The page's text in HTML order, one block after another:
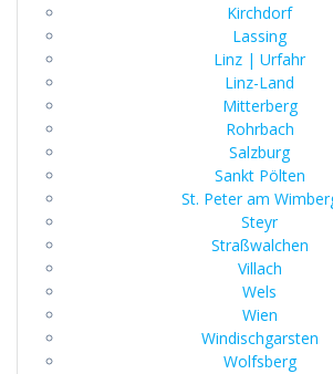
Kirchdorf
Lassing
Linz | Urfahr
Linz-Land
Mitterberg
Rohrbach
Salzburg
Sankt Pölten
St. Peter am
Steyr
Straßwalchen
Villach
Wels
Wien
Windischgarsten
Wolfsberg